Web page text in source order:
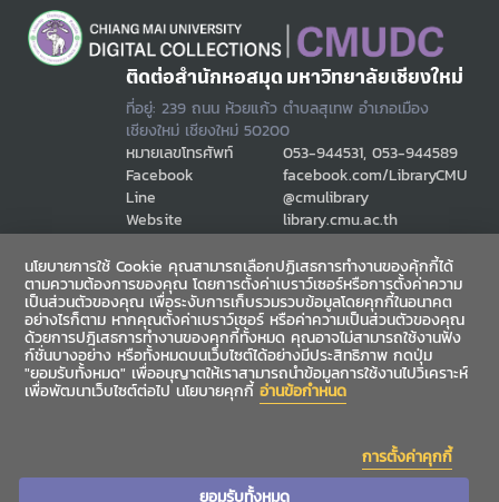
ติดต่อสำนักหอสมุด มหาวิทยาลัยเชียงใหม่
ที่อยู่: 239 ถนน ห้วยแก้ว ตำบลสุเทพ อำเภอเมือง
เชียงใหม่ เชียงใหม่ 50200
หมายเลขโทรศัพท์ 053-944531, 053-944589
Facebook
facebook.com/LibraryCMU
Line
@cmulibrary
Website
library.cmu.ac.th
Email
cmulibref@cmu.ac.th
ช่องทางสื่อสาร
นโยบายการใช้ Cookie คุณสามารถเลือกปฏิเสธการทำงานของคุ้กกี้ได้
ตามความต้องการของคุณ โดยการตั้งค่าเบราว์เซอร์หรือการตั้งค่าความ
เป็นส่วนตัวของคุณ เพื่อระงับการเก็บรวมรวบข้อมูลโดยคุกกี้ในอนาคต
อย่างไรก็ตาม หากคุณตั้งค่าเบราว์เซอร์ หรือค่าความเป็นส่วนตัวของคุณ
ด้วยการปฎิเสธการทำงานของคุกกี้ทั้งหมด คุณอาจไม่สามารถใช้งานฟัง
ก์ชั่นบางอย่าง หรือทั้งหมดบนเว็บไซต์ได้อย่างมีประสิทธิภาพ กดปุ่ม
"ยอมรับทั้งหมด" เพื่ออนุญาตให้เราสามารถนำข้อมูลการใช้งานไปวิเคราะห์
เพื่อพัฒนาเว็บไซต์ต่อไป นโยบายคุกกี้อ่านข้อกำหนด
การตั้งค่าคุกกี้
ยอมรับทั้งหมด